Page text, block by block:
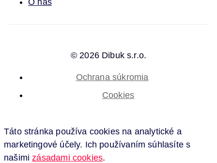
© 2026 Dibuk s.r.o.
Ochrana súkromia
Cookies
Táto stránka používa cookies na analytické a
marketingové účely. Ich používaním súhlasíte s
našimizásadami cookies.